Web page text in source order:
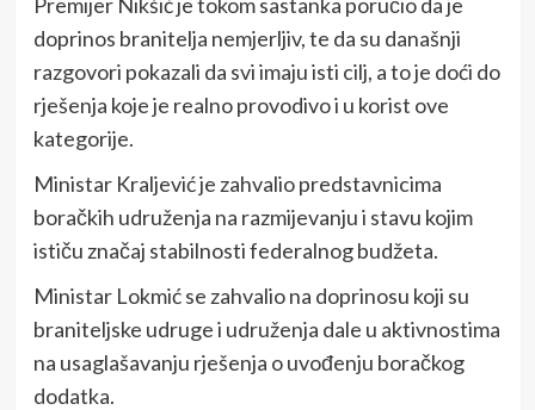
doprinos branitelja nemjerljiv, te da su današnji
razgovori pokazali da svi imaju isti cilj, a to je doći do
rješenja koje je realno provodivo i u korist ove
kategorije.
Ministar Kraljević je zahvalio predstavnicima
boračkih udruženja na razmijevanju i stavu kojim
ističu značaj stabilnosti federalnog budžeta.
Ministar Lokmić se zahvalio na doprinosu koji su
braniteljske udruge i udruženja dale u aktivnostima
na usaglašavanju rješenja o uvođenju boračkog
dodatka.